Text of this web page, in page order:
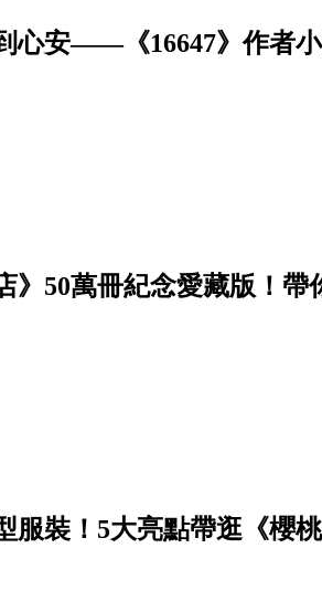
心安——《16647》作者
》50萬冊紀念愛藏版！帶
服裝！5大亮點帶逛《櫻